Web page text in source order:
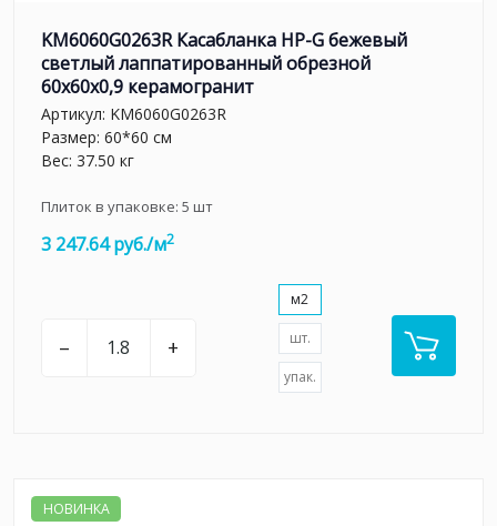
KM6060G0263R Касабланка HP-G бежевый
светлый лаппатированный обрезной
60x60x0,9 керамогранит
Артикул: KM6060G0263R
Размер: 60*60 см
Вес: 37.50 кг
Плиток в упаковке: 5 шт
3 247.64 руб./м2
– +
м2
шт.
упак.
НОВИНКА